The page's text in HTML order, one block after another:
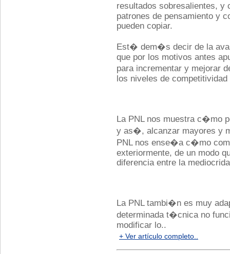
resultados sobresalientes,
patrones de pensamiento y
pueden copiar.
Est� dem�s decir de la
que por los motivos antes
para incrementar y mejorar
los niveles de
La PNL nos muestra c�mo
y as�, alcanzar mayores y
PNL nos ense�a c�mo
exteriormente, de un modo
diferencia entre la
La PNL tambi�n es muy
determinada t�cnica no
modificar lo..
+ Ver artículo completo..